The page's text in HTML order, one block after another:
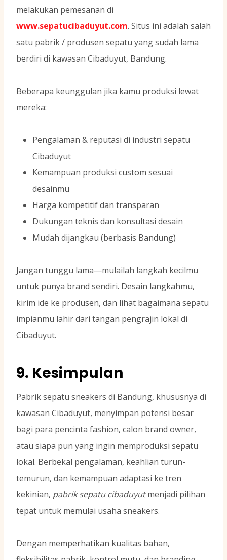
melakukan pemesanan di
www.sepatucibaduyut.com. Situs ini adalah salah
satu pabrik / produsen sepatu yang sudah lama
berdiri di kawasan Cibaduyut, Bandung.
Beberapa keunggulan jika kamu produksi lewat
mereka:
Pengalaman & reputasi di industri sepatu
Cibaduyut
Kemampuan produksi custom sesuai
desainmu
Harga kompetitif dan transparan
Dukungan teknis dan konsultasi desain
Mudah dijangkau (berbasis Bandung)
Jangan tunggu lama—mulailah langkah kecilmu
untuk punya brand sendiri. Desain langkahmu,
kirim ide ke produsen, dan lihat bagaimana sepatu
impianmu lahir dari tangan pengrajin lokal di
Cibaduyut.
9. Kesimpulan
Pabrik sepatu sneakers di Bandung, khususnya di
kawasan Cibaduyut, menyimpan potensi besar
bagi para pencinta fashion, calon brand owner,
atau siapa pun yang ingin memproduksi sepatu
lokal. Berbekal pengalaman, keahlian turun-
temurun, dan kemampuan adaptasi ke tren
kekinian, pabrik sepatu cibaduyutmenjadi pilihan
tepat untuk memulai usaha sneakers.
Dengan memperhatikan kualitas bahan,